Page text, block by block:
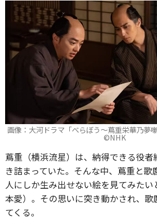
画像：大河ドラマ「べらぼう～蔦重栄華乃夢
©️NHK
蔦重（横浜流星）は、納得できる役
き詰まっていた。そんな中、蔦重と歌
人にしか生み出せない絵を見てみた
本愛）。その思いに突き動かされ、歌
てくる。